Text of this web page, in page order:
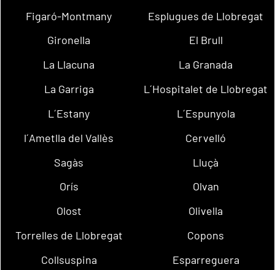
Figaró-Montmany
Esplugues de Llobregat
Gironella
El Brull
La Llacuna
La Granada
La Garriga
L´Hospitalet de Llobregat
L´Estany
L´Espunyola
l´Ametlla del Vallès
Cervelló
Sagàs
Lluçà
Orís
Olvan
Olost
Olivella
Torrelles de Llobregat
Copons
Collsuspina
Esparreguera